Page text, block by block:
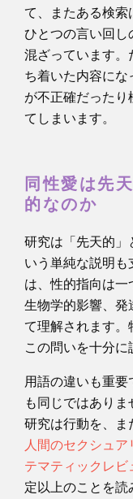
て、またある検索
ひとつの言い回し
混ざっています。
ち着いた内容にな
が不正確だった
てしまいます。
同性愛は先
的なのか
研究は「先天的」
いう単純な説明
は、性的指向は一
生物学的影響、発
て理解されます。
この問いを十分に
用語の違いも重
も同じではあり
研究は行動を、ま
人間のセクシュ
テマティックレビ
定以上のことを読